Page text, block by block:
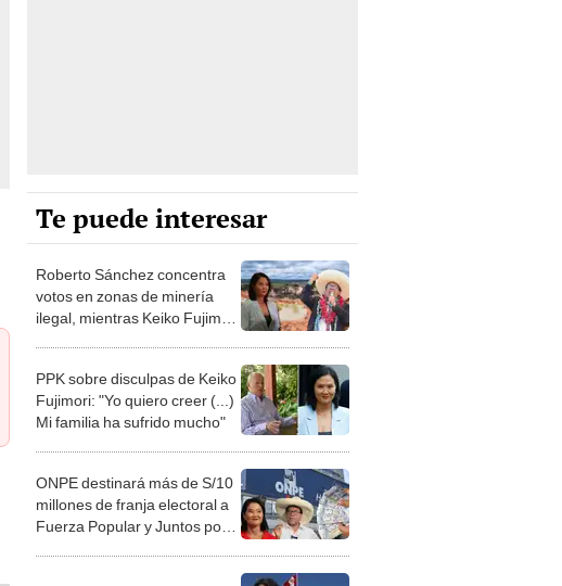
Te puede interesar
Roberto Sánchez concentra
votos en zonas de minería
ilegal, mientras Keiko Fujimori
PPK sobre disculpas de Keiko
Fujimori: "Yo quiero creer (...)
Mi familia ha sufrido mucho"
ONPE destinará más de S/10
millones de franja electoral a
Fuerza Popular y Juntos por